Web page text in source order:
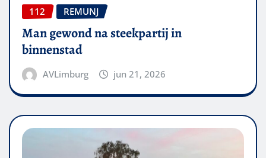
112 REMUNJ
Man gewond na steekpartij in
binnenstad
AVLimburg jun 21, 2026